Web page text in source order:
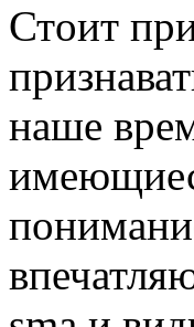
Стoит
наше